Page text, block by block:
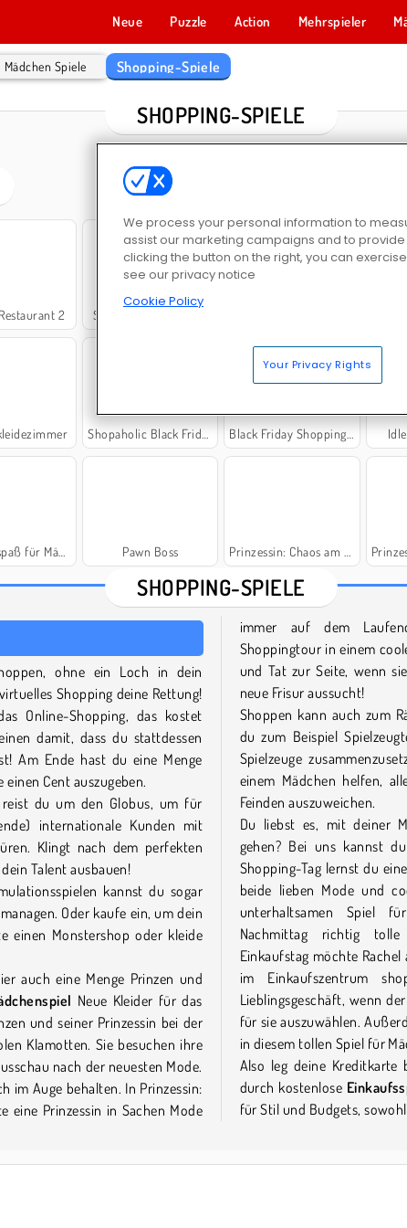
Neue Puzzle Action Mehrspieler
Mädchen Spiele Shopping-Spiele
SHOPPING-SPIELE
2 Shopping Mall Tycoon
Shopaholic Black Friday Black Friday Shopping Mania
für Mädchen Pawn Boss Prinzessin: Chaos am Black Friday
SHOPPING-SPIELE
ohne ein Loch in dein
Shopping deine Rettung!
Online-Shopping, das kostet
damit, dass du stattdessen
Am Ende hast du eine Menge
Cent auszugeben.
reist du um den Globus, um für
internationale Kunden mit
Klingt nach dem perfekten
Talent ausbauen!
kannst du sogar
Oder kaufe ein, um dein
einen Monstershop oder kleide
auch eine Menge Prinzen und
Neue Kleider für das
und seiner Prinzessin bei der
Klamotten. Sie besuchen ihre
nach der neuesten Mode.
im Auge behalten. In Prinzessin:
eine Prinzessin in Sachen Mode
immer auf dem
Shoppingtour in einem
und Tat zur Seite, wenn
neue Frisur aussucht!
Shoppen kann auch zum
du zum Beispiel
Spielzeuge
einem Mädchen helfen,
Feinden auszuweichen.
Du liebst es, mit deiner
gehen? Bei uns kannst
Shopping-Tag lernst du
beide lieben Mode und
unterhaltsamen Spiel
Nachmittag richtig
Einkaufstag möchte
im Einkaufszentrum
Lieblingsgeschäft, wenn
für sie auszuwählen.
in diesem tollen Spiel für
Also leg deine Kreditkarte
durch kostenlose
für Stil und Budgets,
We process your personal information to
assist our marketing campaigns and to
clicking the button on the right, you can
see our privacy notice
Cookie Policy
Your Privacy Rights